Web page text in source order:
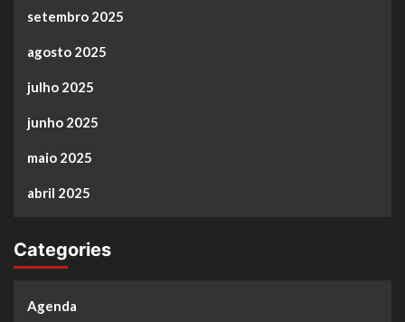
setembro 2025
agosto 2025
julho 2025
junho 2025
maio 2025
abril 2025
Categories
Agenda